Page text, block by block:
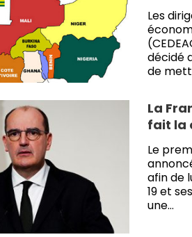
Les
décidé
de
La
fait la
Le
afin de
19 et
une…